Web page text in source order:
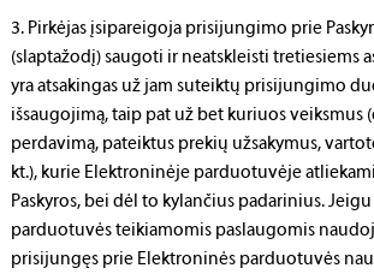
3. Pirkėjas įsipareigoja prisijungimo prie
(slaptažodį) saugoti ir neatskleisti tretiesiems
yra atsakingas už jam suteiktų prisijungimo
išsaugojimą, taip pat už bet kuriuos veiksmus
perdavimą, pateiktus prekių užsakymus,
kt.), kurie Elektroninėje parduotuvėje
Paskyros, bei dėl to kylančius padarinius.
parduotuvės teikiamomis paslaugomis
prisijungęs prie Elektroninės parduotuvės